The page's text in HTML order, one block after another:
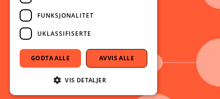
Facebook
Instagram
Youtube
LinkedIn
TikTok
FUNKSJONALITET
UKLASSIFISERTE
GODTA ALLE AVVIS ALLE
VIS DETALJER